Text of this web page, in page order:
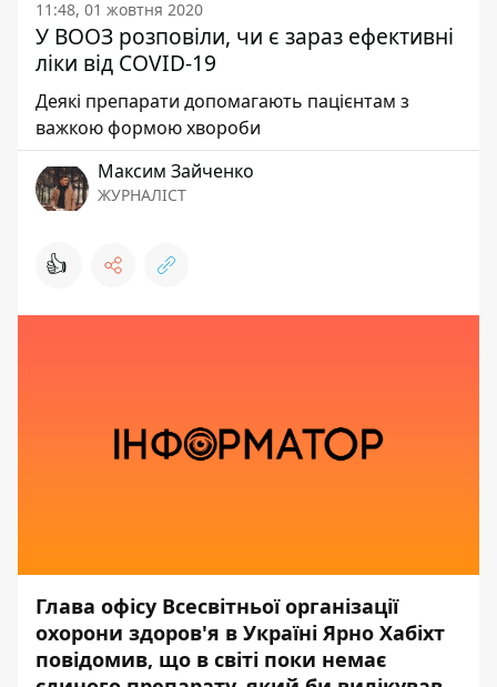
11:48, 01 жовтня 2020
У ВООЗ розповіли, чи є зараз ефективні
ліки від COVID-19
Деякі препарати допомагають пацієнтам з
важкою формою хвороби
Максим Зайченко
ЖУРНАЛІСТ
👍
Глава офісу Всесвітньої організації
охорони здоров'я в Україні Ярно Хабіхт
повідомив, що в світі поки немає